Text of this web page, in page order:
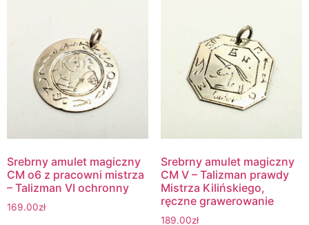
Srebrny amulet magiczny
CM o6 z pracowni mistrza
– Talizman VI ochronny
169.00zł
Srebrny amulet magiczny
CM V – Talizman prawdy
Mistrza Kilińskiego,
ręczne grawerowanie
189.00zł